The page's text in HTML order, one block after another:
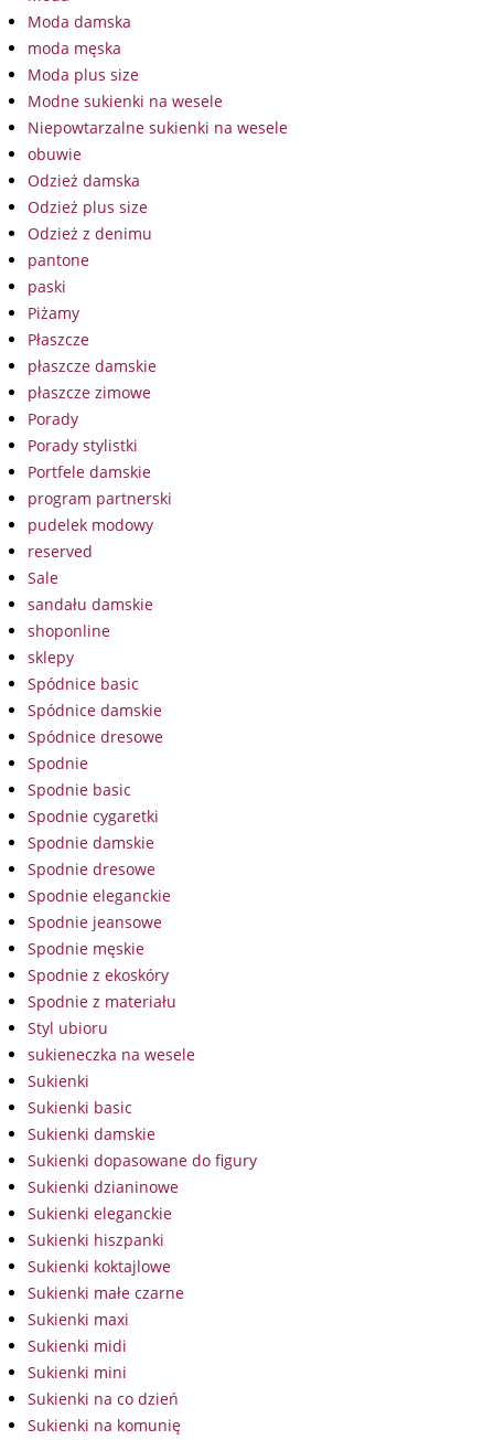
Moda damska
moda męska
Moda plus size
Modne sukienki na wesele
Niepowtarzalne sukienki na wesele
obuwie
Odzież damska
Odzież plus size
Odzież z denimu
pantone
paski
Piżamy
Płaszcze
płaszcze damskie
płaszcze zimowe
Porady
Porady stylistki
Portfele damskie
program partnerski
pudelek modowy
reserved
Sale
sandału damskie
shoponline
sklepy
Spódnice basic
Spódnice damskie
Spódnice dresowe
Spodnie
Spodnie basic
Spodnie cygaretki
Spodnie damskie
Spodnie dresowe
Spodnie eleganckie
Spodnie jeansowe
Spodnie męskie
Spodnie z ekoskóry
Spodnie z materiału
Styl ubioru
sukieneczka na wesele
Sukienki
Sukienki basic
Sukienki damskie
Sukienki dopasowane do figury
Sukienki dzianinowe
Sukienki eleganckie
Sukienki hiszpanki
Sukienki koktajlowe
Sukienki małe czarne
Sukienki maxi
Sukienki midi
Sukienki mini
Sukienki na co dzień
Sukienki na komunię